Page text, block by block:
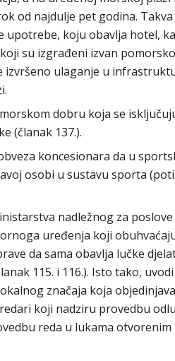
od najdulje pet godina.
upotrebe, koju obavlja hotel,
su izgrađeni izvan
ulaganje u
dobru koja se
(članak 137.).
koncesionara da u
osobi u sustavu sporta
nadležnog za
uređenja koji
da sama obavlja lučke
115. i 116.). Isto tako,
značaja koja
koji nadziru provedbu
reda u lukama otvorenim